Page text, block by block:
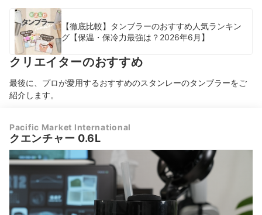
【徹底比較】タンブラーのおすすめ人気ランキン
グ【保温・保冷力最強は？2026年6月】
クリエイターのおすすめ
最後に、プロが愛用するおすすめのスタンレーのタンブラーをご
紹介します。
Pacific Market International
クエンチャー 0.6L